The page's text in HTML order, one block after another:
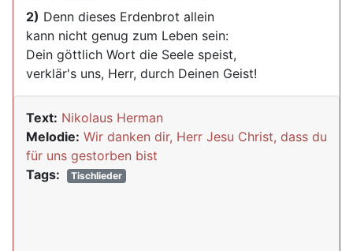
2) Denn dieses Erdenbrot allein
kann nicht genug zum Leben sein:
Dein göttlich Wort die Seele speist,
verklär's uns, Herr, durch Deinen Geist!
Text: Nikolaus Herman
Melodie: Wir danken dir, Herr Jesu Christ, dass du
für uns gestorben bist
Tags:
Tischlieder